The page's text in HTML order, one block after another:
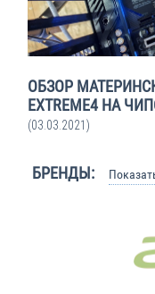
ОБЗОР
EXTREME4 НА
(03.03.2021)
БРЕНДЫ: